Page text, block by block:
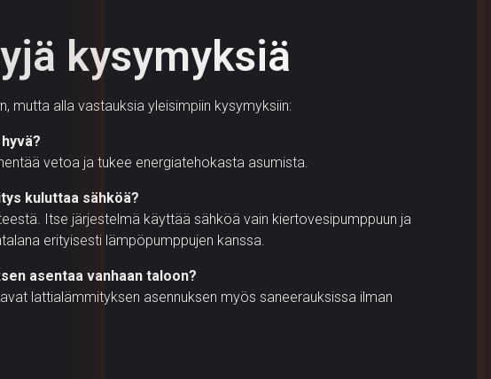
kysymyksiä
mutta alla vastauksia yleisimpiin kysymyksiin:
vetoa ja tukee energiatehokasta asumista.
kuluttaa sähköä?
Itse järjestelmä käyttää sähköä vain kiertovesipumppuun ja
erityisesti lämpöpumppujen kanssa.
asentaa vanhaan taloon?
lattialämmityksen asennuksen myös saneerauksissa ilman